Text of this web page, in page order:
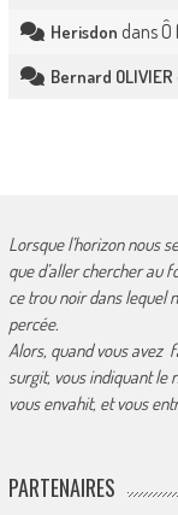
Herisdon dans
Bernard OLIVIER
Lorsque l’horizon nous
que d’aller chercher au
ce trou noir dans lequel
percée.
Alors, quand vous avez
surgit, vous indiquant le
vous envahit, et vous
PARTENAIRES